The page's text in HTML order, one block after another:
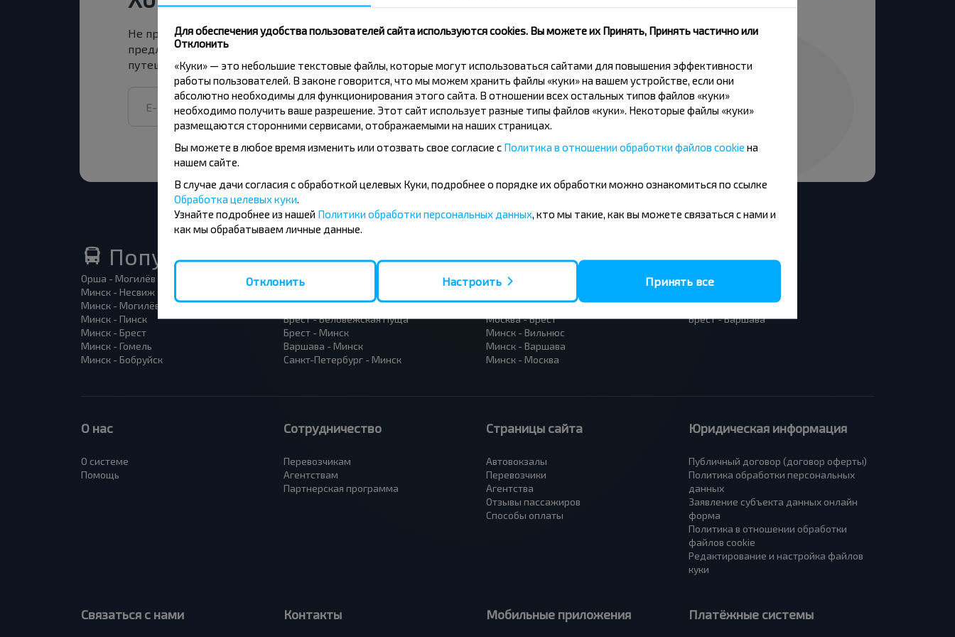
Не пропусти специальные акции, скидки и другие интересные
предложения INFOBUS. Подпишись на получение новостей и
путешествуй с нами дешевле!
Подписаться
Популярные автобусные направления
Орша - Могилёв
Минск - Несвиж
Минск - Могилёв
Минск - Пинск
Минск - Брест
Минск - Гомель
Минск - Бобруйск
Минск - Барановичи
Брест - Тересполь
Брест - Беловежская Пуща
Брест - Минск
Варшава - Минск
Санкт-Петербург - Минск
Вильнюс - Минск
Полоцк - Рига
Москва - Брест
Минск - Вильнюс
Минск - Варшава
Минск - Москва
Москва - Барановичи
Брест - Люблин
Брест - Варшава
О нас
О системе
Помощь
Сотрудничество
Перевозчикам
Агентствам
Партнерская программа
Страницы сайта
Автовокзалы
Перевозчики
Агентства
Отзывы пассажиров
Способы оплаты
Юридическая информация
Публичный договор (договор оферты)
Политика обработки персональных
данных
Заявление субъекта данных онлайн
форма
Политика в отношении обработки
файлов cookie
Редактирование и настройка файлов
куки
Связаться с нами Контакты Мобильные приложения Платёжные системы
Для обеспечения удобства пользователей сайта используются cookies. Вы можете их Принять, Принять частично или
Отклонить
«Куки» — это небольшие текстовые файлы, которые могут использоваться сайтами для повышения эффективности
работы пользователей. В законе говорится, что мы можем хранить файлы «куки» на вашем устройстве, если они
абсолютно необходимы для функционирования этого сайта. В отношении всех остальных типов файлов «куки»
необходимо получить ваше разрешение. Этот сайт использует разные типы файлов «куки». Некоторые файлы «куки»
размещаются сторонними сервисами, отображаемыми на наших страницах.
Вы можете в любое время изменить или отозвать свое согласие с Политика в отношении обработки файлов cookie на
нашем сайте.
В случае дачи согласия с обработкой целевых Куки, подробнее о порядке их обработки можно ознакомиться по ссылке
Обработка целевых куки
Узнайте подробнее из нашей Политики обработки персональных данных , кто мы такие, как вы можете связаться с нами и
как мы обрабатываем личные данные.
Отклонить Настроить Принять все